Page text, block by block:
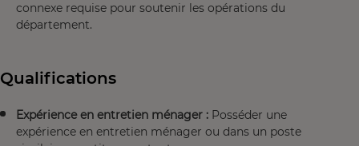
connexe requise pour soutenir les opérations du
département.
Qualifications
Expérience en entretien ménager : Posséder une
expérience en entretien ménager ou dans un poste